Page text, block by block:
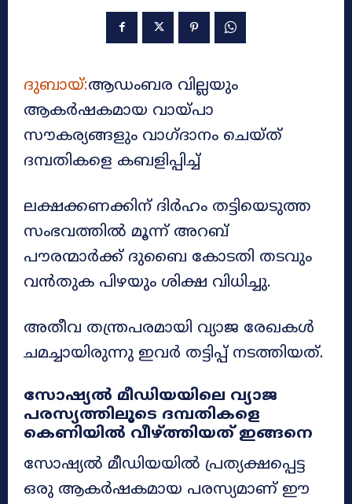
ദുബായ്:ആഡംബര വില്ലയും
ആകർഷകമായ വായ്പാ
സൗകര്യങ്ങളും വാഗ്ദാനം ചെയ്ത്
ദമ്പതികളെ കബളിപ്പിച്ച്
ലക്ഷക്കണക്കിന് ദിർഹം തട്ടിയെടുത്ത
സംഭവത്തിൽ മൂന്ന് അറബ്
പൗരന്മാർക്ക് ദുബൈ കോടതി തടവും
വൻതുക പിഴയും ശിക്ഷ വിധിച്ചു.
അതീവ തന്ത്രപരമായി വ്യാജ രേഖകൾ
ചമച്ചായിരുന്നു ഇവർ തട്ടിപ്പ് നടത്തിയത്.
സോഷ്യൽ മീഡിയയിലെ വ്യാജ
പരസ്യത്തിലൂടെ ദമ്പതികളെ
കെണിയിൽ വീഴ്ത്തിയത് ഇങ്ങനെ
സോഷ്യൽ മീഡിയയിൽ പ്രത്യക്ഷപ്പെട്ട
ഒരു ആകർഷകമായ പരസ്യമാണ് ഈ